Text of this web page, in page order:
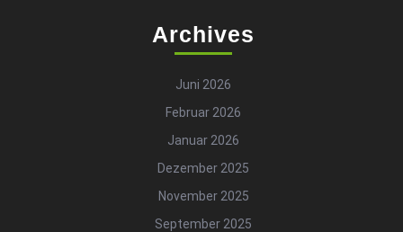
Archives
Juni 2026
Februar 2026
Januar 2026
Dezember 2025
November 2025
September 2025